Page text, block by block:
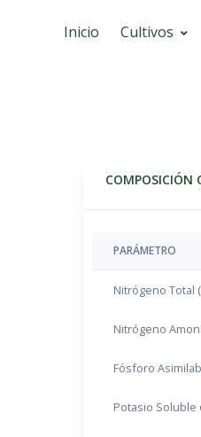
Inicio Cultivos
COMPOSICIÓN
PARÁMETRO
Nitrógeno Total
Nitrógeno
Fósforo
Potasio Soluble